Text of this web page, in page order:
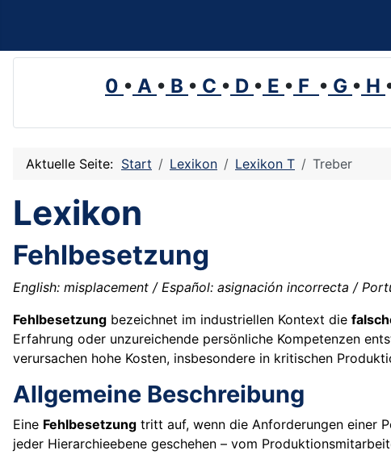
0 • A • B • C • D • E • F • G • H
Aktuelle Seite: Start Lexikon Lexikon T Treber
Lexikon
Fehlbesetzung
English: misplacement / Español: asignación incorrecta /
Fehlbesetzung bezeichnet im industriellen Kontext die
Erfahrung oder unzureichende persönliche Kompetenzen
verursachen hohe Kosten, insbesondere in kritischen
Allgemeine Beschreibung
Eine Fehlbesetzung tritt auf, wenn die Anforderungen einer
jeder Hierarchieebene geschehen – vom